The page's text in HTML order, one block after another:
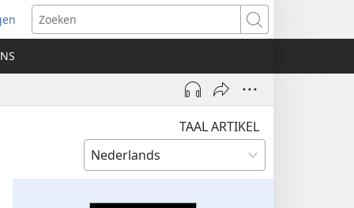
Zoeken
TAAL ARTIKEL